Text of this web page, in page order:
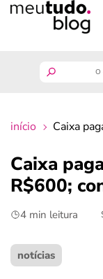
finanças
benefícios
crédito fácil
início Caixa
Caixa
R$600;
4 min leitura
notícias